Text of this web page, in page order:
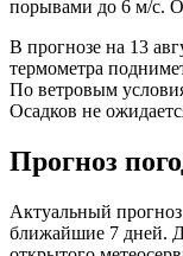
порывами до 6 м/с.
В прогнозе на 13
термометра
По ветровым
Осадков не
Прогноз
Актуальный
ближайшие 7 дней.